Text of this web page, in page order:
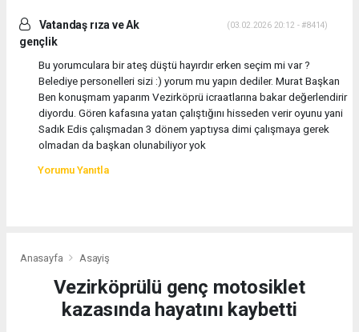
Vatandaş rıza ve Ak
gençlik
(03.02.2026 20:12 - #8414)
Bu yorumculara bir ateş düştü hayırdır erken seçim mi var ?
Belediye personelleri sizi :) yorum mu yapın dediler. Murat Başkan
Ben konuşmam yaparım Vezirköprü icraatlarına bakar değerlendirir
diyordu. Gören kafasına yatan çalıştığını hisseden verir oyunu yani
Sadık Edis çalışmadan 3 dönem yaptıysa dimi çalışmaya gerek
olmadan da başkan olunabiliyor yok
Yorumu Yanıtla
Anasayfa Asayiş
Vezirköprülü genç motosiklet
kazasında hayatını kaybetti